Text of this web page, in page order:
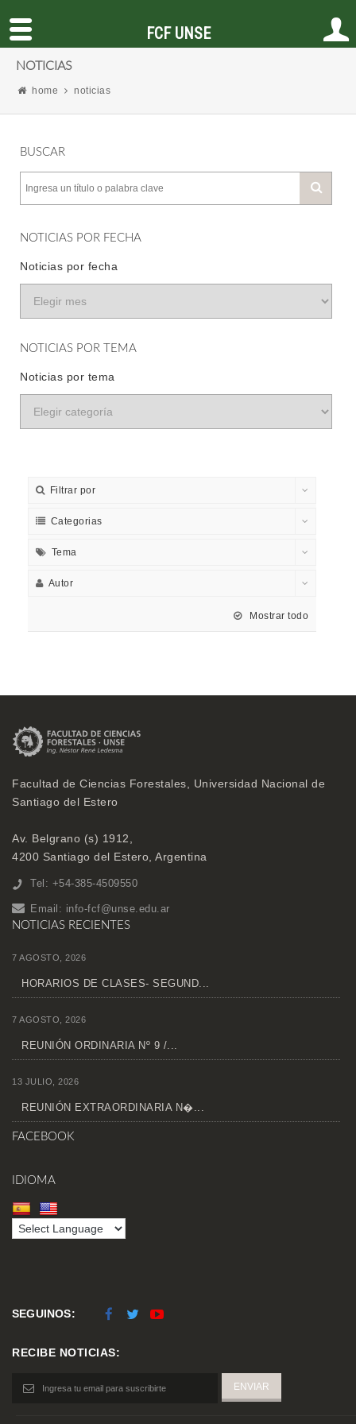
NOTICIAS
home noticias
BUSCAR
NOTICIAS POR FECHA
Noticias por fecha
NOTICIAS POR TEMA
Noticias por tema
Filtrar por
Categorias
Tema
Autor
Mostrar todo
Facultad de Ciencias Forestales, Universidad Nacional de
Santiago del Estero
Av. Belgrano (s) 1912,
4200 Santiago del Estero, Argentina
Tel: +54-385-4509550
Email: info-fcf@unse.edu.ar
NOTICIAS RECIENTES
7 AGOSTO, 2026
HORARIOS DE CLASES- SEGUND...
7 AGOSTO, 2026
REUNIÓN ORDINARIA Nº 9 /...
13 JULIO, 2026
REUNIÓN EXTRAORDINARIA N�...
FACEBOOK
IDIOMA
SEGUINOS:
RECIBE NOTICIAS:
FCF UNSE